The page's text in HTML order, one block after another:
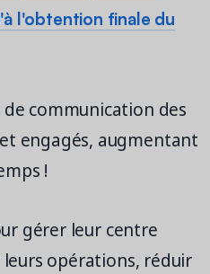
l'obtention finale du
communication des
engagés, augmentant
!
gérer leur centre
opérations, réduir